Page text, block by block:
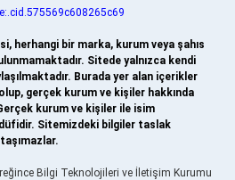
herhangi bir marka, kurum veya şahıs
Sitede yalnızca kendi
Burada yer alan içerikler
gerçek kurum ve kişiler hakkında
kurum ve kişiler ile isim
Sitemizdeki bilgiler taslak
Bilgi Teknolojileri ve İletişim Kurumu